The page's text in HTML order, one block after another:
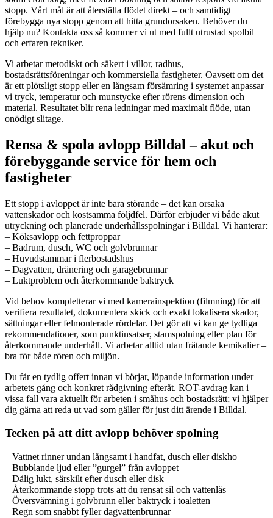
stopp. Vårt mål är att återställa flödet direkt – och samtidigt
förebygga nya stopp genom att hitta grundorsaken. Behöver du
hjälp nu? Kontakta oss så kommer vi ut med fullt utrustad spolbil
och erfaren tekniker.
Vi arbetar metodiskt och säkert i villor, radhus,
bostadsrättsföreningar och kommersiella fastigheter. Oavsett om det
är ett plötsligt stopp eller en långsam försämring i systemet anpassar
vi tryck, temperatur och munstycke efter rörens dimension och
material. Resultatet blir rena ledningar med maximalt flöde, utan
onödigt slitage.
Rensa & spola avlopp Billdal – akut och
förebyggande service för hem och
fastigheter
Ett stopp i avloppet är inte bara störande – det kan orsaka
vattenskador och kostsamma följdfel. Därför erbjuder vi både akut
utryckning och planerade underhållsspolningar i Billdal. Vi hanterar:
– Köksavlopp och fettproppar
– Badrum, dusch, WC och golvbrunnar
– Huvudstammar i flerbostadshus
– Dagvatten, dränering och garagebrunnar
– Luktproblem och återkommande baktryck
Vid behov kompletterar vi med kamerainspektion (filmning) för att
verifiera resultatet, dokumentera skick och exakt lokalisera skador,
sättningar eller felmonterade rördelar. Det gör att vi kan ge tydliga
rekommendationer, som punktinsatser, stamspolning eller plan för
återkommande underhåll. Vi arbetar alltid utan frätande kemikalier –
bra för både rören och miljön.
Du får en tydlig offert innan vi börjar, löpande information under
arbetets gång och konkret rådgivning efteråt. ROT-avdrag kan i
vissa fall vara aktuellt för arbeten i småhus och bostadsrätt; vi hjälper
dig gärna att reda ut vad som gäller för just ditt ärende i Billdal.
Tecken på att ditt avlopp behöver spolning
– Vattnet rinner undan långsamt i handfat, dusch eller diskho
– Bubblande ljud eller ”gurgel” från avloppet
– Dålig lukt, särskilt efter dusch eller disk
– Återkommande stopp trots att du rensat sil och vattenlås
– Översvämning i golvbrunn eller baktryck i toaletten
– Regn som snabbt fyller dagvattenbrunnar